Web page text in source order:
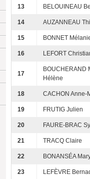
13 BELOUINEAU
14 AUZANNEAU
15 BONNET
16 LEFORT
17
BOUCHERAND
Hélène
18 CACHON Anne-
19 FRUTIG Julien
20 FAURE-BRAC
21 TRACQ Claire
22 BONANSÉA
23 LEFÈVRE